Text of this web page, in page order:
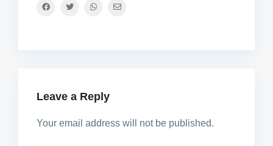
Leave a Reply
Your email address will not be published.